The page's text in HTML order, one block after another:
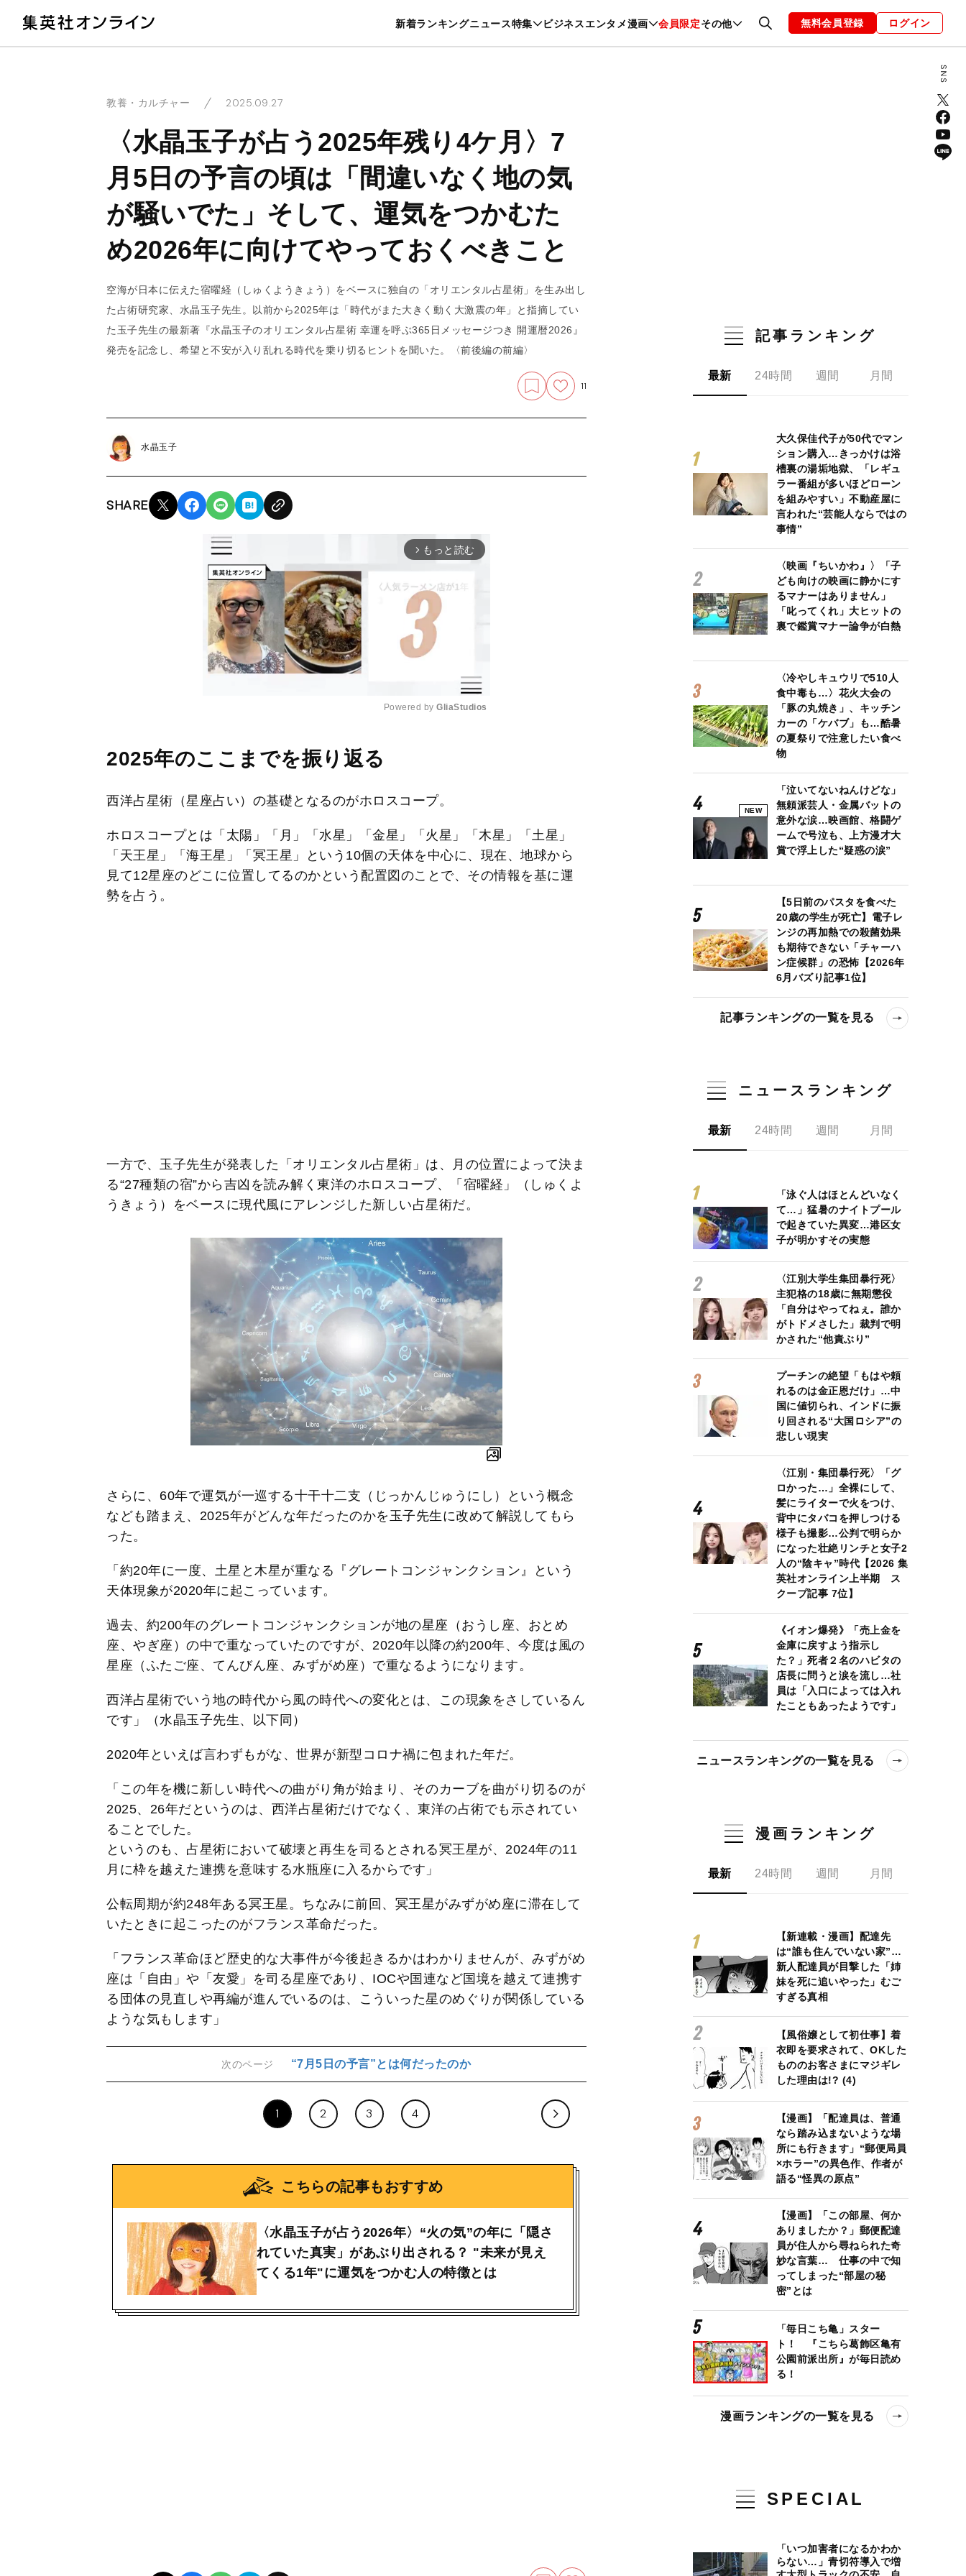
新着ランキングニュース特集 ビジネスエンタメ漫画 会員限定その他
暮らし スポーツ ヘルスケア 美容 グルメ ファッション 恋愛・結婚 編集部 お知らせ
無料会員登録 ログイン
教養・カルチャー 2025.09.27
〈水晶玉子が占う2025年残り4ケ月〉7
月5日の予言の頃は「間違いなく地の気
が騒いでた」そして、運気をつかむた
め2026年に向けてやっておくべきこと
空海が日本に伝えた宿曜経（しゅくようきょう）をベースに独自の「オリエンタル占星術」を生み出し
た占術研究家、水晶玉子先生。以前から2025年は「時代がまた大きく動く大激震の年」と指摘してい
た玉子先生の最新著『水晶玉子のオリエンタル占星術 幸運を呼ぶ365日メッセージつき 開運暦2026』
発売を記念し、希望と不安が入り乱れる時代を乗り切るヒントを聞いた。
〈前後編の前編〉
11
水晶玉子
SHARE
arrow_forward_ios もっと読む
e
Powered by GliaStudios
2025年のここまでを振り返る
西洋占星術（星座占い）の基礎となるのがホロスコープ。
ホロスコープとは「太陽」「月」「水星」「金星」「火星」「木星」「土星」
「天王星」「海王星」「冥王星」という10個の天体を中心に、現在、地球から
見て12星座のどこに位置してるのかという配置図のことで、その情報を基に運
勢を占う。
一方で、玉子先生が発表した「オリエンタル占星術」は、月の位置によって決ま
る“27種類の宿”から吉凶を読み解く東洋のホロスコープ、「宿曜経」（しゅくよ
うきょう）をベースに現代風にアレンジした新しい占星術だ。
さらに、60年で運気が一巡する十干十二支（じっかんじゅうにし）という概念
なども踏まえ、2025年がどんな年だったのかを玉子先生に改めて解説してもら
った。
「約20年に一度、土星と木星が重なる『グレートコンジャンクション』という
天体現象が2020年に起こっています。
過去、約200年のグレートコンジャンクションが地の星座（おうし座、おとめ
座、やぎ座）の中で重なっていたのですが、2020年以降の約200年、今度は風の
星座（ふたご座、てんびん座、みずがめ座）で重なるようになります。
西洋占星術でいう地の時代から風の時代への変化とは、この現象をさしているん
です」（水晶玉子先生、以下同）
2020年といえば言わずもがな、世界が新型コロナ禍に包まれた年だ。
「この年を機に新しい時代への曲がり角が始まり、そのカーブを曲がり切るのが
2025、26年だというのは、西洋占星術だけでなく、東洋の占術でも示されてい
ることでした。
というのも、占星術において破壊と再生を司るとされる冥王星が、2024年の11
月に枠を越えた連携を意味する水瓶座に入るからです」
公転周期が約248年ある冥王星。ちなみに前回、冥王星がみずがめ座に滞在して
いたときに起こったのがフランス革命だった。
「フランス革命ほど歴史的な大事件が今後起きるかはわかりませんが、みずがめ
座は「自由」や「友愛」を司る星座であり、IOCや国連など国境を越えて連携す
る団体の見直しや再編が進んでいるのは、こういった星のめぐりが関係している
ような気もします」
次のページ “7月5日の予言”とは何だったのか
1 2 3 4
こちらの記事もおすすめ
〈水晶玉子が占う2026年〉“火の気”の年に「隠さ
れていた真実」があぶり出される？ "未来が見え
てくる1年"に運気をつかむ人の特徴とは
記事ランキング
最新 24時間 週間 月間
大久保佳代子が50代でマン
ション購入…きっかけは浴
槽裏の湯垢地獄、「レギュ
ラー番組が多いほどローン
を組みやすい」不動産屋に
言われた“芸能人ならではの
事情”
〈映画『ちいかわ』〉「子
ども向けの映画に静かにす
るマナーはありません」
「叱ってくれ」大ヒットの
裏で鑑賞マナー論争が白熱
〈冷やしキュウリで510人
食中毒も…〉花火大会の
「豚の丸焼き」、キッチン
カーの「ケバブ」も…酷暑
の夏祭りで注意したい食べ
物
NEW
「泣いてないねんけどな」
無頼派芸人・金属バットの
意外な涙…映画館、格闘ゲ
ームで号泣も、上方漫才大
賞で浮上した“疑惑の涙”
【5日前のパスタを食べた
20歳の学生が死亡】電子レ
ンジの再加熱での殺菌効果
も期待できない「チャーハ
ン症候群」の恐怖【2026年
6月バズり記事1位】
記事ランキングの一覧を見る
ニュースランキング
最新 24時間 週間 月間
「泳ぐ人はほとんどいなく
て…」猛暑のナイトプール
で起きていた異変…港区女
子が明かすその実態
〈江別大学生集団暴行死〉
主犯格の18歳に無期懲役
「自分はやってねぇ。誰か
がトドメさした」裁判で明
かされた“他責ぶり”
プーチンの絶望「もはや頼
れるのは金正恩だけ」…中
国に値切られ、インドに振
り回される“大国ロシア”の
悲しい現実
〈江別・集団暴行死〉「グ
ロかった…」全裸にして、
髪にライターで火をつけ、
背中にタバコを押しつける
様子も撮影…公判で明らか
になった壮絶リンチと女子2
人の“陰キャ”時代【2026 集
英社オンライン上半期 ス
クープ記事 7位】
《イオン爆発》「売上金を
金庫に戻すよう指示し
た？」死者２名のハビタの
店長に問うと涙を流し…社
員は「入口によっては入れ
たこともあったようです」
ニュースランキングの一覧を見る
漫画ランキング
最新 24時間 週間 月間
【新連載・漫画】配達先
は“誰も住んでいない家”…
新人配達員が目撃した「姉
妹を死に追いやった」むご
すぎる真相
【風俗嬢として初仕事】着
衣即を要求されて、OKした
もののお客さまにマジギレ
した理由は!? (4)
【漫画】「配達員は、普通
なら踏み込まないような場
所にも行きます」“郵便局員
×ホラー”の異色作、作者が
語る“怪異の原点”
【漫画】「この部屋、何か
ありましたか？」郵便配達
員が住人から尋ねられた奇
妙な言葉… 仕事の中で知
ってしまった“部屋の秘
密”とは
「毎日こち亀」スター
ト！ 『こちら葛飾区亀有
公園前派出所』が毎日読め
る！
漫画ランキングの一覧を見る
SPECIAL
「いつ加害者になるかわか
らない…」青切符導入で増